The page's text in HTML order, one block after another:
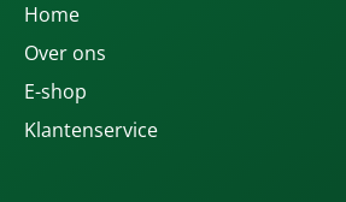
Home
Over ons
E-shop
Klantenservice